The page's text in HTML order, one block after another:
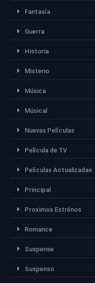
Fantasía
Guerra
Historia
Misterio
Música
Músical
Nuevas Películas
Película de TV
Películas Actualizadas
Principal
Proximos Estrénos
Romance
Suspense
Suspenso